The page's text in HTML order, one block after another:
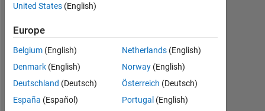
0
Follow
United States (English)
Europe
Belgium (English)
Denmark (English)
Deutschland (Deutsch)
España (Español)
Netherlands(English)
Norway(English)
Österreich (Deutsch)
Portugal (English)